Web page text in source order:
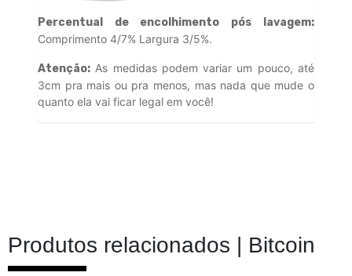
Percentual de encolhimento pós lavagem:
Comprimento 4/7% Largura 3/5%.
Atenção: As medidas podem variar um pouco, até
3cm pra mais ou pra menos, mas nada que mude o
quanto ela vai ficar legal em você!
Produtos relacionados | Bitcoin